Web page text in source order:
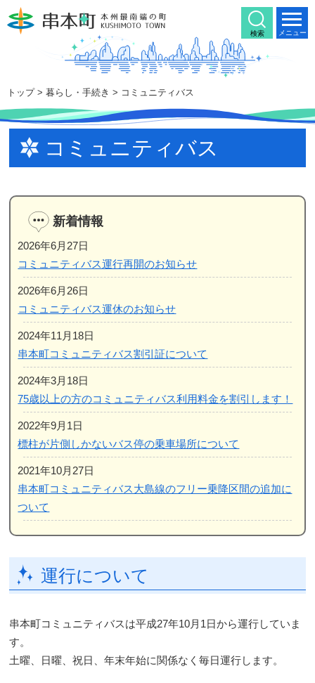
文
メニュー
トップ> 暮らし・手続き > コミュニティバス
検索
コミュニティバス
新着情報
2026年6月27日
コミュニティバス運行再開のお知らせ
2026年6月26日
コミュニティバス運休のお知らせ
2024年11月18日
串本町コミュニティバス割引証について
2024年3月18日
75歳以上の方のコミュニティバス利用料金を割引します！
2022年9月1日
標柱が片側しかないバス停の乗車場所について
2021年10月27日
串本町コミュニティバス大島線のフリー乗降区間の追加に
ついて
運行について
串本町コミュニティバスは平成27年10月1日から運行していま
す。
土曜、日曜、祝日、年末年始に関係なく毎日運行します。